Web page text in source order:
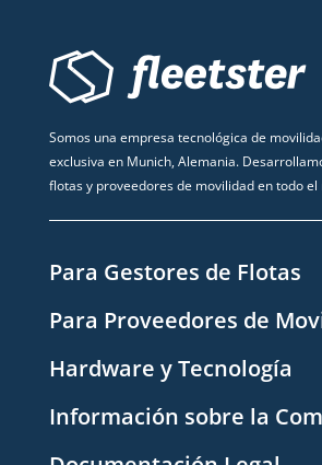
Somos una empresa tecnológica de
exclusiva en Munich, Alemania.
flotas y proveedores de movilidad en todo el
Para Gestores de Flotas
Para Proveedores de
Hardware y Tecnología
Información sobre la